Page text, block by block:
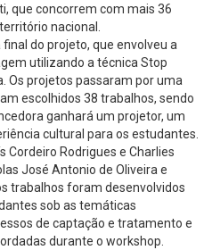
que concorrem com mais 36
nacional.
do projeto, que envolveu a
utilizando a técnica Stop
Os projetos passaram por uma
escolhidos 38 trabalhos, sendo
ganhará um projetor, um
cultural para os estudantes.
Cordeiro Rodrigues e Charlies
José Antonio de Oliveira e
trabalhos foram desenvolvidos
sob as temáticas
de captação e tratamento e
durante o workshop.